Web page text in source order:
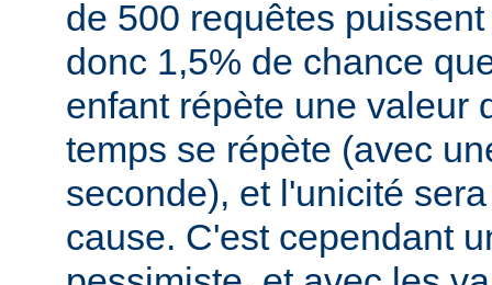
de 500 requêtes
donc 1,5% de chance
enfant répète une valeur
temps se répète (avec
seconde), et l'unicité
cause. C'est cependant